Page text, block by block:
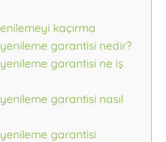
kaçırma
garantisi nedir?
garantisi ne iş
garantisi nasıl
garantisi